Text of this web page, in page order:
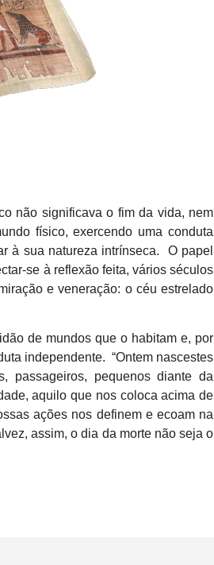
não significava o fim da vida, nem
físico, exercendo uma conduta
à sua natureza intrínseca. O papel
se à reflexão feita, vários séculos
e veneração: o céu estrelado
de mundos que o habitam e, por
independente. “Ontem nascestes
passageiros, pequenos diante da
aquilo que nos coloca acima de
ações nos definem e ecoam na
assim, o dia da morte não seja o